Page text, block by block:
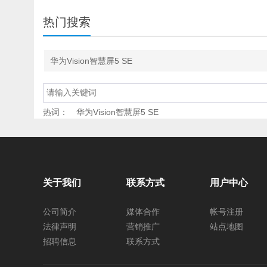
热门搜索
华为Vision智慧屏5 SE
热词： 华为Vision智慧屏5 SE
关于我们
公司简介
法律声明
招聘信息
联系方式
媒体合作
营销推广
联系方式
用户中心
帐号注册
站点地图